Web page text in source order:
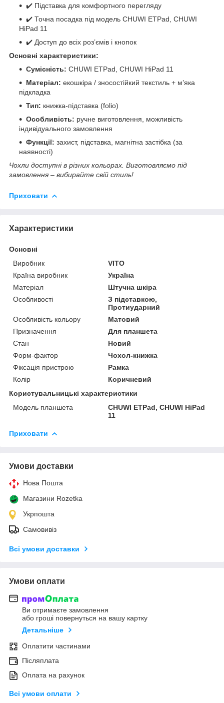
✔️ Підставка для комфортного перегляду
✔️ Точна посадка під модель CHUWI ETPad, CHUWI
HiPad 11
✔️ Доступ до всіх роз’ємів і кнопок
Основні характеристики:
Сумісність: CHUWI ETPad, CHUWI HiPad 11
Матеріал: екошкіра / зносостійкий текстиль + м’яка
підкладка
Тип: книжка-підставка (folio)
Особливість: ручне виготовлення, можливість
індивідуального замовлення
Функції: захист, підставка, магнітна застібка (за
наявності)
Чохли доступні в різних кольорах. Виготовляємо під
замовлення – вибирайте свій стиль!
Приховати
Характеристики
Основні
Виробник
VITO
Країна виробник
Україна
Матеріал
Штучна шкіра
Особливості
З підставкою,
Протиударний
Особливість кольору
Матовий
Призначення
Для планшета
Стан
Новий
Форм-фактор
Чохол-книжка
Фіксація пристрою
Рамка
Колір
Коричневий
Користувальницькі характеристики
Модель планшета
CHUWI ETPad, CHUWI HiPad
11
Приховати
Умови доставки
Нова Пошта
Магазини Rozetka
Укрпошта
Самовивіз
Всі умови доставки
Умови оплати
Ви отримаєте замовлення
або гроші повернуться на вашу картку
Детальніше
Оплатити частинами
Післяплата
Оплата на рахунок
Всі умови оплати